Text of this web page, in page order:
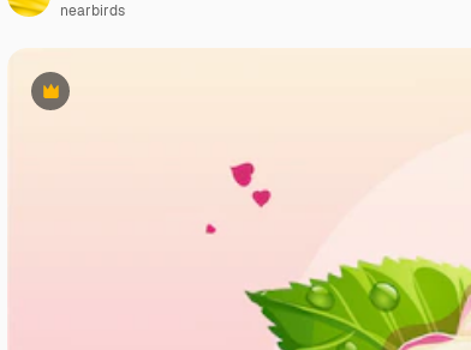
Premium
nearbirds